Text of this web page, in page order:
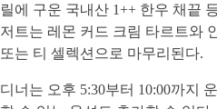
릴에 구운 국내산 1++ 한우 채끝
저트는 레몬 커드 크림 타르트와
또는 티 셀렉션으로 마무리된다.
디너는 오후 5:30부터 10:00까지